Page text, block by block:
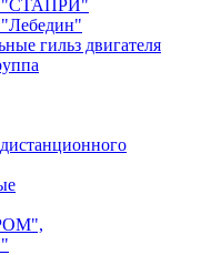
"СТАПРИ"
гильз двигателя